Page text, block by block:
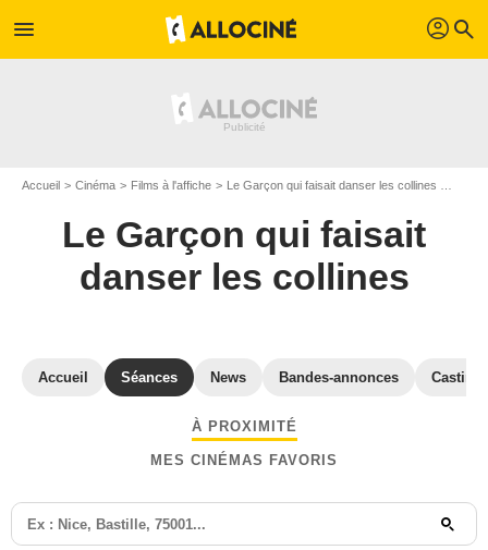
menu profil search
Accueil Cinéma Films à l'affiche Le Garçon qui faisait danser les collines
Le Garçon qui faisait
danser les collines
Accueil Séances News Bandes-annonces Casting
À PROXIMITÉ
MES CINÉMAS FAVORIS